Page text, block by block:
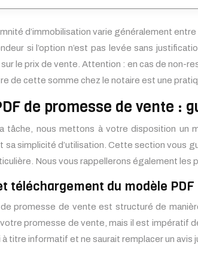
d’immobilisation varie généralement
si l’option n’est pas levée sans
sur le prix de vente. Attention : en cas de
de cette somme chez le notaire est une
de promesse de vente :
tâche, nous mettons à votre disposition un
simplicité d’utilisation. Cette section vous
Nous vous rappellerons également les
téléchargement du modèle PDF
promesse de vente est structuré de
promesse de vente, mais il est impératif
titre informatif et ne saurait remplacer un avis